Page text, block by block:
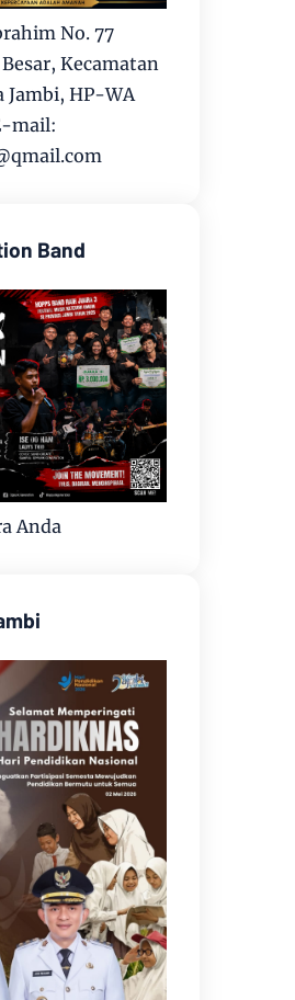
No. 77
Kecamatan
Jambi, HP-WA
mail:
Band
Anda